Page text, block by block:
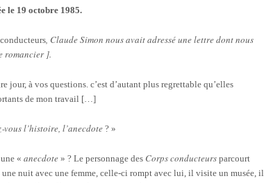
le 19 octobre 1985.
, Claude Simon nous avait adressé une lettre dont nous
romancier ].
jour, à vos questions. c’est d’autant plus regrettable qu’elles
de mon travail […]
l’histoire, l’anecdote ? »
une « anecdote » ? Le personnage des Corps conducteurs parcourt
nuit avec une femme, celle-ci rompt avec lui, il visite un musée, il